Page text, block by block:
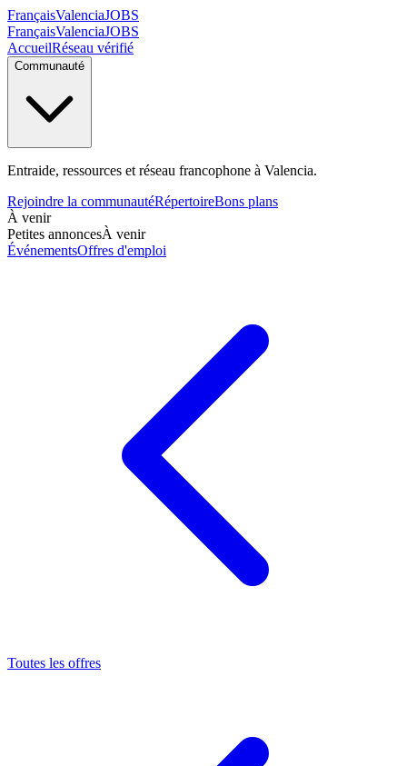
FrançaisValenciaJOBS
FrançaisValenciaJOBS
AccueilRéseau vérifié
Communauté
Entraide, ressources et réseau francophone à Valencia.
Rejoindre la communautéRépertoireBons plans
À venir
Petites annoncesÀ venir
ÉvénementsOffres d'emploi
Toutes les offres